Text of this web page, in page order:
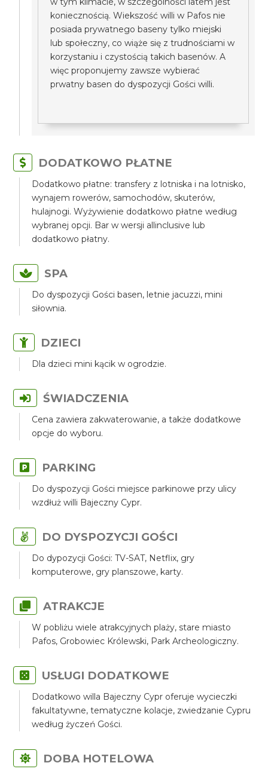
koniecznością. Wiekszość willi w Pafos nie
posiada prywatnego baseny tylko miejski
lub społeczny, co wiąże się z trudnościami w
korzystaniu i czystością takich basenów. A
więc proponujemy zawsze wybierać
prwatny basen do dyspozycji Gości willi.
DODATKOWO PŁATNE
Dodatkowo płatne: transfery z lotniska i na lotnisko,
wynajem rowerów, samochodów, skuterów,
hulajnogi. Wyżywienie dodatkowo płatne według
wybranej opcji. Bar w wersji allinclusive lub
dodatkowo płatny.
SPA
Do dyspozycji Gości basen, letnie jacuzzi, mini
siłownia.
DZIECI
Dla dzieci mini kącik w ogrodzie.
ŚWIADCZENIA
Cena zawiera zakwaterowanie, a także dodatkowe
opcje do wyboru.
PARKING
Do dyspozycji Gości miejsce parkinowe przy ulicy
wzdłuż willi Bajeczny Cypr.
DO DYSPOZYCJI GOŚCI
Do dypozycji Gości: TV-SAT, Netflix, gry
komputerowe, gry planszowe, karty.
ATRAKCJE
W pobliżu wiele atrakcyjnych plaży, stare miasto
Pafos, Grobowiec Królewski, Park Archeologiczny.
USŁUGI DODATKOWE
Dodatkowo willa Bajeczny Cypr oferuje wycieczki
fakultatywne, tematyczne kolacje, zwiedzanie Cypru
według życzeń Gości.
DOBA HOTELOWA